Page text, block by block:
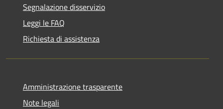
Segnalazione disservizio
Leggi le FAQ
Richiesta di assistenza
Amministrazione trasparente
Note legali